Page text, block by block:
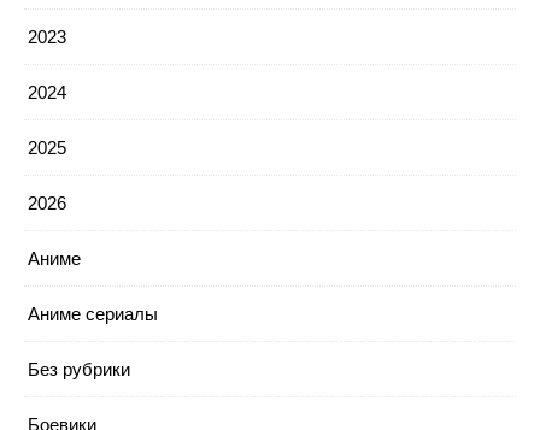
2023
2024
2025
2026
Аниме
Аниме сериалы
Без рубрики
Боевики